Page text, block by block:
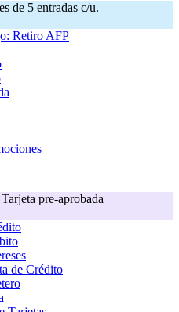
de 5 entradas c/u.
Retiro AFP
pre-aprobada
de Crédito